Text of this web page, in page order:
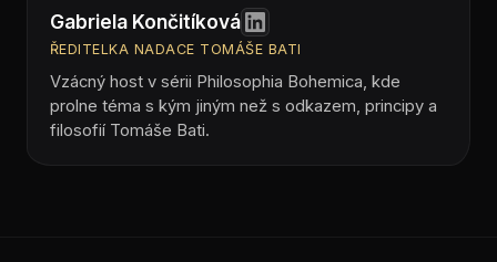
Gabriela Končitíková
ŘEDITELKA NADACE TOMÁŠE BATI
Vzácný host v sérii Philosophia Bohemica, kde
prolne téma s kým jiným než s odkazem, principy a
filosofií Tomáše Bati.